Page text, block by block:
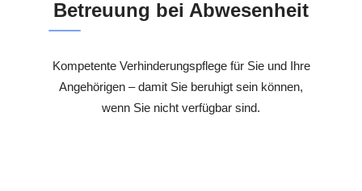
Betreuung bei Abwesenheit
Kompetente Verhinderungspflege für Sie und Ihre
Angehörigen – damit Sie beruhigt sein können,
wenn Sie nicht verfügbar sind.